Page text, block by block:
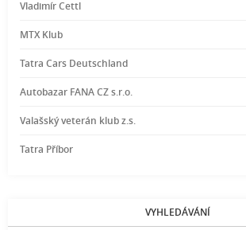
Vladimír Cettl
MTX Klub
Tatra Cars Deutschland
Autobazar FANA CZ s.r.o.
Valašský veterán klub z.s.
Tatra Příbor
VYHLEDÁVÁNÍ